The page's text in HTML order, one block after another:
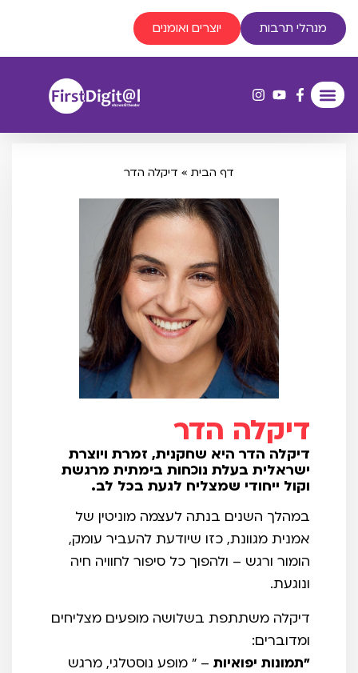
מנהלי תרבות יוצרים ואומנים
דף הבית » דיקלה הדר
דיקלה הדר
דיקלה הדר היא שחקנית, זמרת ויוצרת
ישראלית בעלת נוכחות בימתית מרגשת
וקול ייחודי שמצליח לגעת בכל לב.
במהלך השנים בנתה לעצמה מוניטין של
אמנית מגוונת, כזו שיודעת להעביר עומק,
הומור ורגש – ולהפוך כל סיפור לחוויה חיה
ונוגעת.
דיקלה משתתפת בשלושה מופעים מצליחים
ומדוברים:
"תמונות יפואיות – " מופע נוסטלגי, מרגש